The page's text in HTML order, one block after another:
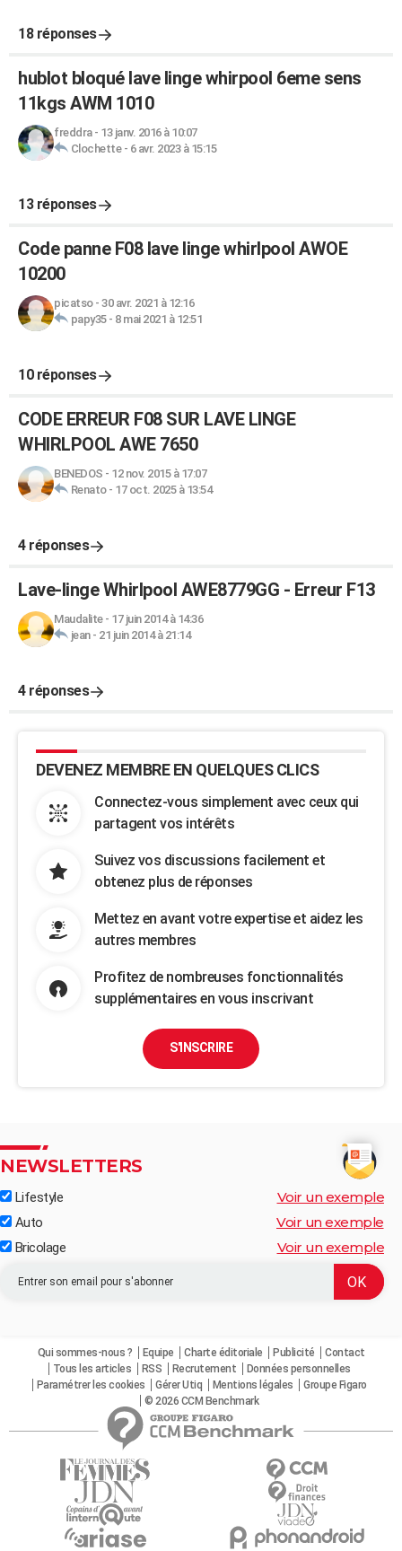
18 réponses
hublot bloqué lave linge whirpool 6eme sens
11kgs AWM 1010
freddra- 13 janv. 2016 à 10:07
Clochette- 6 avr. 2023 à 15:15
13 réponses
Code panne F08 lave linge whirlpool AWOE
10200
picatso- 30 avr. 2021 à 12:16
papy35- 8 mai 2021 à 12:51
10 réponses
CODE ERREUR F08 SUR LAVE LINGE
WHIRLPOOL AWE 7650
BENEDOS - 12 nov. 2015 à 17:07
Renato- 17 oct. 2025 à 13:54
4 réponses
Lave-linge Whirlpool AWE8779GG - Erreur F13
Maudalite- 17 juin 2014 à 14:36
jean- 21 juin 2014 à 21:14
4 réponses
DEVENEZ MEMBRE EN QUELQUES CLICS
Connectez-vous simplement avec ceux qui
partagent vos intérêts
Suivez vos discussions facilement et
obtenez plus de réponses
Mettez en avant votre expertise et aidez les
autres membres
Profitez de nombreuses fonctionnalités
supplémentaires en vous inscrivant
S'INSCRIRE
NEWSLETTERS
Lifestyle Voir un exemple
Auto Voir un exemple
Bricolage Voir un exemple
Qui sommes-nous ? Equipe Charte éditoriale Publicité
Contact
Tous les articles
RSS Recrutement
Données personnelles
Paramétrer les cookies
Gérer Utiq Mentions légales
Groupe Figaro
© 2026 CCM Benchmark